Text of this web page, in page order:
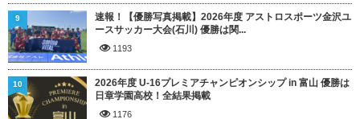
速報！【優勝写真掲載】2026年度 アストロスポーツ金沢ユ
ースサッカー大会(石川) 優勝は関...
1193
9
2026年度 U-16プレミアチャンピオンシップ in 富山 優勝は
日章学園高校！全結果掲載
1176
10